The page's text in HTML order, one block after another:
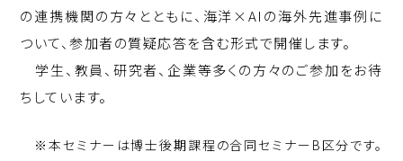
の連携機関の方々とともに、海洋×AIの海外先進事例に
ついて、参加者の質疑応答を含む形式で開催します。
学生、教員、研究者、企業等多くの方々のご参加をお待
ちしています。
※本セミナーは博士後期課程の合同セミナーB区分です。